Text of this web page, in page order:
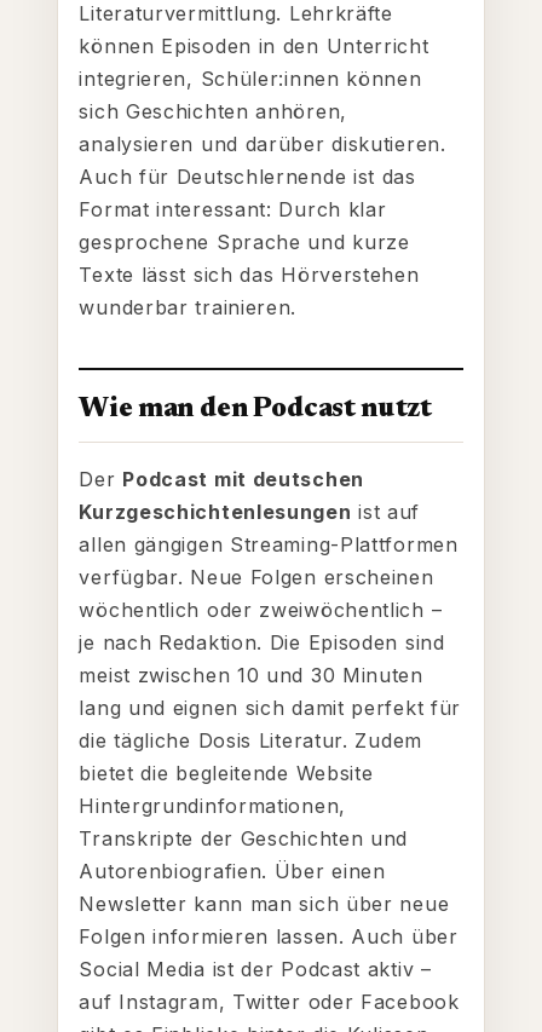
Literaturvermittlung. Lehrkräfte
können Episoden in den Unterricht
integrieren, Schüler:innen können
sich Geschichten anhören,
analysieren und darüber diskutieren.
Auch für Deutschlernende ist das
Format interessant: Durch klar
gesprochene Sprache und kurze
Texte lässt sich das Hörverstehen
wunderbar trainieren.
Wie man den Podcast nutzt
Der Podcast mit deutschen
Kurzgeschichtenlesungen ist auf
allen gängigen Streaming-Plattformen
verfügbar. Neue Folgen erscheinen
wöchentlich oder zweiwöchentlich –
je nach Redaktion. Die Episoden sind
meist zwischen 10 und 30 Minuten
lang und eignen sich damit perfekt für
die tägliche Dosis Literatur. Zudem
bietet die begleitende Website
Hintergrundinformationen,
Transkripte der Geschichten und
Autorenbiografien. Über einen
Newsletter kann man sich über neue
Folgen informieren lassen. Auch über
Social Media ist der Podcast aktiv –
auf Instagram, Twitter oder Facebook